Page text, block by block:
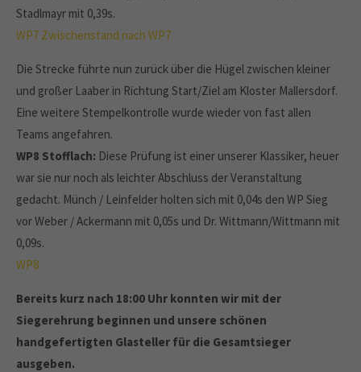
Stadlmayr mit 0,39s.
WP7 Zwischenstand nach WP7
Die Strecke führte nun zurück über die Hügel zwischen kleiner
und großer Laaber in Richtung Start/Ziel am Kloster Mallersdorf.
Eine weitere Stempelkontrolle wurde wieder von fast allen
Teams angefahren.
WP8 Stofflach: Diese Prüfung ist einer unserer Klassiker, heuer
war sie nur noch als leichter Abschluss der Veranstaltung
gedacht. Münch / Leinfelder holten sich mit 0,04s den WP Sieg
vor Weber / Ackermann mit 0,05s und Dr. Wittmann/Wittmann mit
0,09s.
WP8
Bereits kurz nach 18:00 Uhr konnten wir mit der
Siegerehrung beginnen und unsere schönen
handgefertigten Glasteller für die Gesamtsieger
ausgeben.